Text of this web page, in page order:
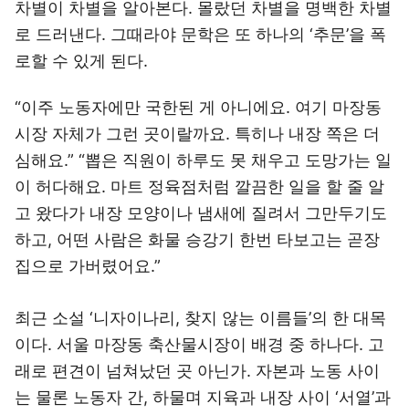
차별이 차별을 알아본다. 몰랐던 차별을 명백한 차별
로 드러낸다. 그때라야 문학은 또 하나의 ‘추문’을 폭
로할 수 있게 된다.
“이주 노동자에만 국한된 게 아니에요. 여기 마장동
시장 자체가 그런 곳이랄까요. 특히나 내장 쪽은 더
심해요.” “뽑은 직원이 하루도 못 채우고 도망가는 일
이 허다해요. 마트 정육점처럼 깔끔한 일을 할 줄 알
고 왔다가 내장 모양이나 냄새에 질려서 그만두기도
하고, 어떤 사람은 화물 승강기 한번 타보고는 곧장
집으로 가버렸어요.”
최근 소설 ‘니자이나리, 찾지 않는 이름들’의 한 대목
이다. 서울 마장동 축산물시장이 배경 중 하나다. 고
래로 편견이 넘쳐났던 곳 아닌가. 자본과 노동 사이
는 물론 노동자 간, 하물며 지육과 내장 사이 ‘서열’과